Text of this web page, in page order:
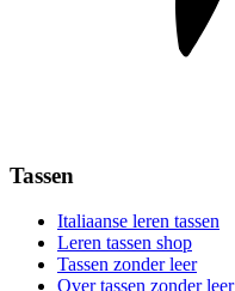
Tassen
Italiaanse leren tassen
Leren tassen shop
Tassen zonder leer
Over tassen zonder leer